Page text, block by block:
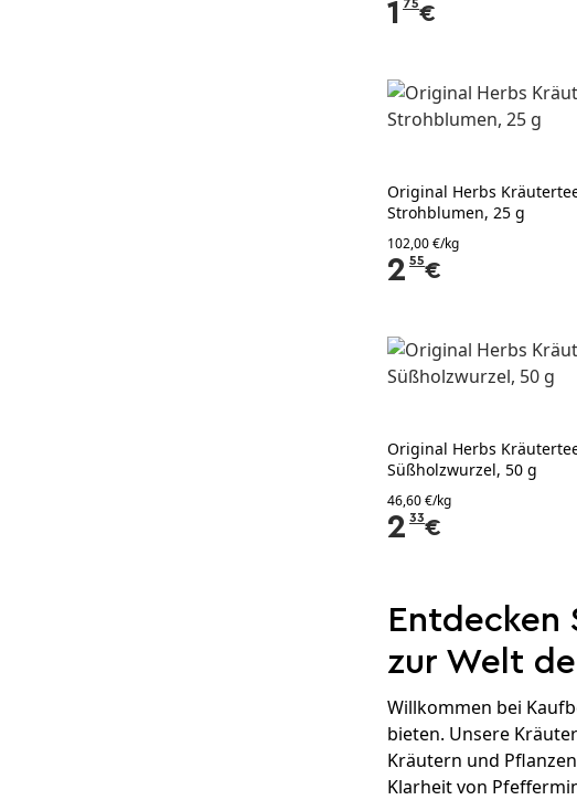
1 75€
Original Herbs
Strohblumen, 25 g
102,00 €/kg
2 55€
Original Herbs
Süßholzwurzel, 50 g
46,60 €/kg
2 33€
Entdecken
zur Welt
Willkommen bei
bieten. Unsere
Kräutern und
Klarheit von